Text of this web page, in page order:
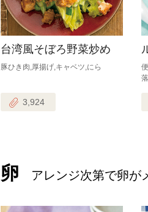
台湾風そぼろ野菜炒め
豚ひき肉,厚揚げ,キャベツ,にら
3,924
卵 アレンジ次第で卵が